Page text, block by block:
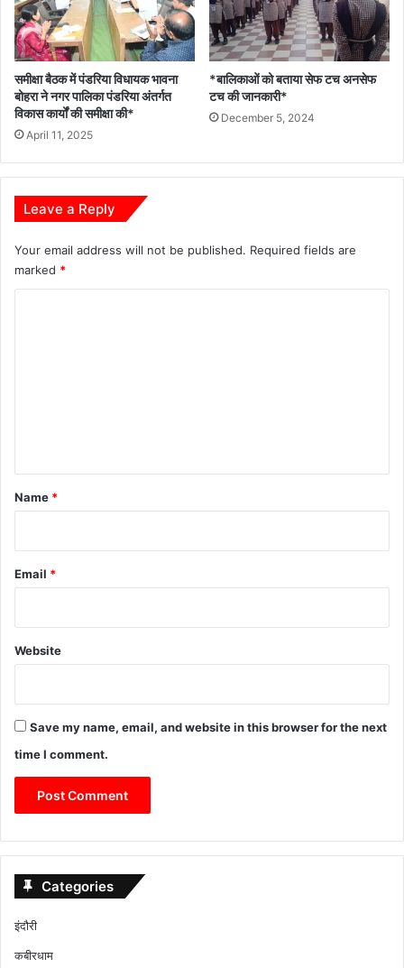
समीक्षा बैठक में पंडरिया विधायक भावना
बोहरा ने नगर पालिका पंडरिया अंतर्गत
विकास कार्यों की समीक्षा की*
April 11, 2025
*बालिकाओं को बताया सेफ टच अनसेफ
टच की जानकारी*
December 5, 2024
Leave a Reply
Your email address will not be published. Required fields are
marked *
*
Name *
Email *
Website
Save my name, email, and website in this browser for the next
time I comment.
Categories
इंदौरी
कबीरधाम